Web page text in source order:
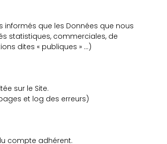
informés que les Données que nous
statistiques, commerciales, de
dites « publiques » …)
sur le Site.
et log des erreurs)
compte adhérent.